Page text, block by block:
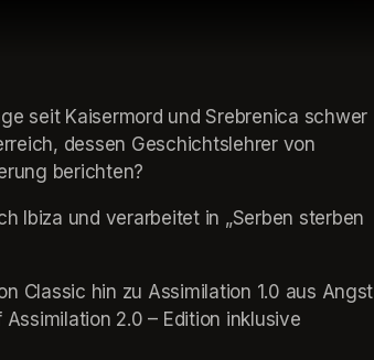
seit Kaisermord und Srebrenica schwer
dessen Geschichtslehrer von
berichten?
Ibiza und verarbeitet in „Serben sterben
Classic hin zu Assimilation 1.0 aus Angst
2.0 – Edition inklusive